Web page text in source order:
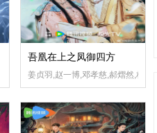
吾凰在上之凤御四方
姜贞羽,赵一博,邓孝慈,郝熠然,林亚冬